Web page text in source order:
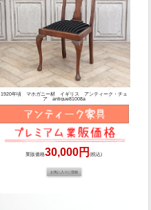
1920年頃 マホガニー材 イギリス アンティーク・チェ
ア antique81008a
業販価格30,000円(税込)